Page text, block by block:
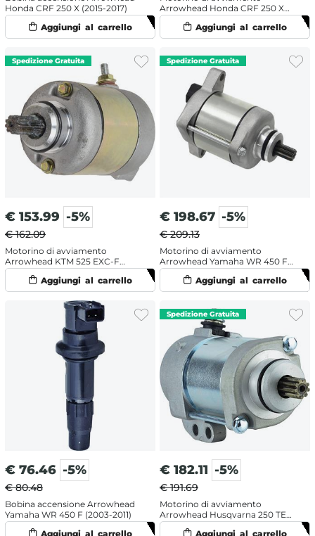
Honda CRF 250 X (2015-2017)
Arrowhead Honda CRF 250 X
(2004-2009)
€ 153.99 -5%
€ 162.09
Motorino di avviamento
Arrowhead KTM 525 EXC-F
(2003-2007)
€ 198.67 -5%
€ 209.13
Motorino di avviamento
Arrowhead Yamaha WR 450 F
(2007-2015)
€ 76.46 -5%
€ 80.48
Bobina accensione Arrowhead
Yamaha WR 450 F (2003-2011)
€ 182.11 -5%
€ 191.69
Motorino di avviamento
Arrowhead Husqvarna 250 TE
(2014-2016)